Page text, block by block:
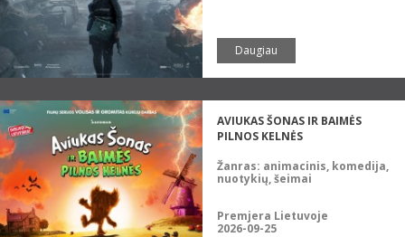
Daugiau
AVIUKAS ŠONAS IR BAIMĖS
PILNOS KELNĖS
Žanras: animacinis, komedija,
nuotykių, šeimai
Premjera Lietuvoje
2026-09-25